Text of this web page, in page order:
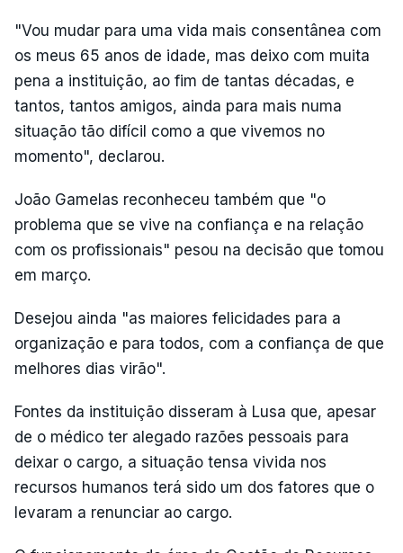
"Vou mudar para uma vida mais consentânea com
os meus 65 anos de idade, mas deixo com muita
pena a instituição, ao fim de tantas décadas, e
tantos, tantos amigos, ainda para mais numa
situação tão difícil como a que vivemos no
momento", declarou.
João Gamelas reconheceu também que "o
problema que se vive na confiança e na relação
com os profissionais" pesou na decisão que tomou
em março.
Desejou ainda "as maiores felicidades para a
organização e para todos, com a confiança de que
melhores dias virão".
Fontes da instituição disseram à Lusa que, apesar
de o médico ter alegado razões pessoais para
deixar o cargo, a situação tensa vivida nos
recursos humanos terá sido um dos fatores que o
levaram a renunciar ao cargo.